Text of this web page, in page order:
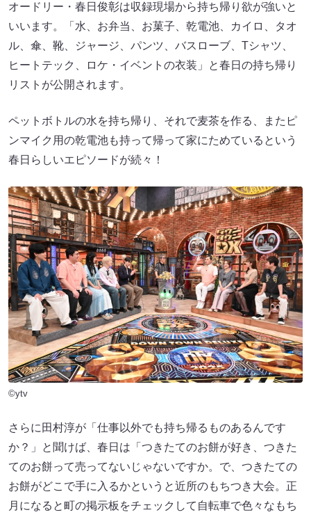
オードリー・春日俊彰は収録現場から持ち帰り欲が強いと
いいます。「水、お弁当、お菓子、乾電池、カイロ、タオ
ル、傘、靴、ジャージ、パンツ、バスローブ、Tシャツ、
ヒートテック、ロケ・イベントの衣装」と春日の持ち帰り
リストが公開されます。
ペットボトルの水を持ち帰り、それで麦茶を作る、またピ
ンマイク用の乾電池も持って帰って家にためているという
春日らしいエピソードが続々！
©ytv
さらに田村淳が「仕事以外でも持ち帰るものあるんです
か？」と聞けば、春日は「つきたてのお餅が好き、つきた
てのお餅って売ってないじゃないですか。で、つきたての
お餅がどこで手に入るかというと近所のもちつき大会。正
月になると町の掲示板をチェックして自転車で色々なもち